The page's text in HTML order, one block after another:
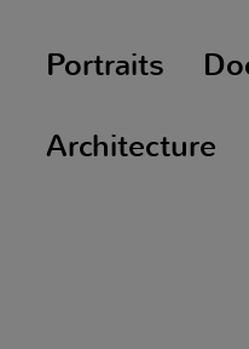
Portraits
Architecture